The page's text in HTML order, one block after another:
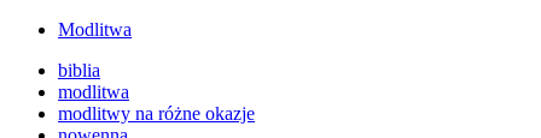
Modlitwa
biblia
modlitwa
modlitwy na różne okazje